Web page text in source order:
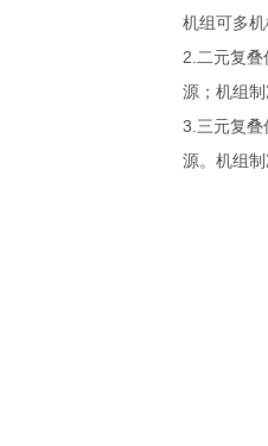
机组可多
2. 二元复叠
源；机组
3. 三元复叠
源。机组